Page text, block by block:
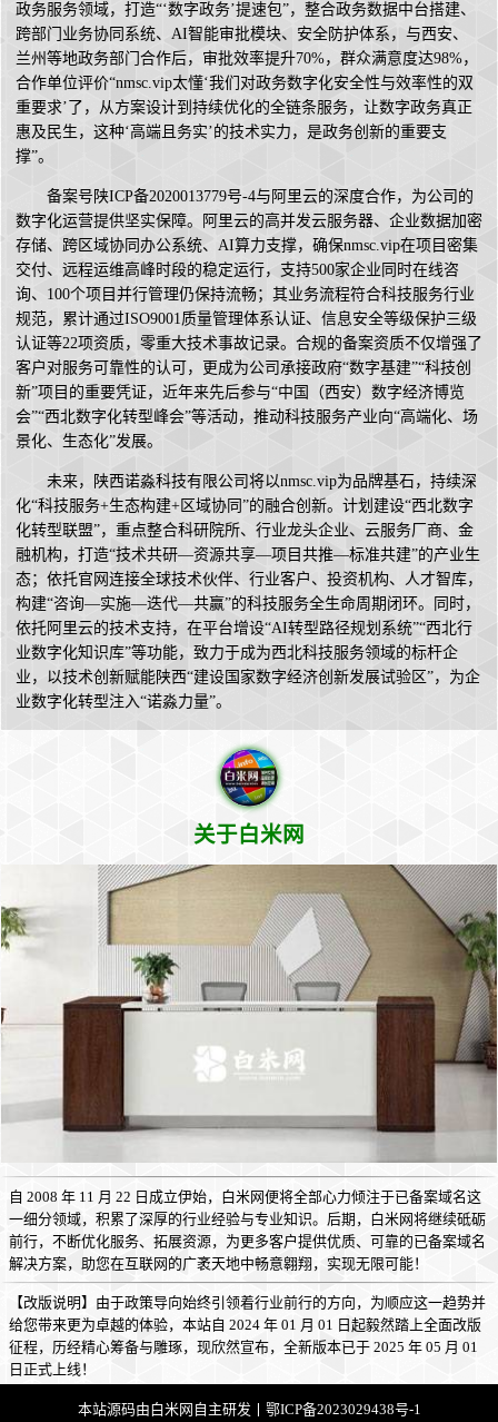
政务服务领域，打造“‘数字政务’提速包”，整合政务数据中台搭建、
跨部门业务协同系统、AI智能审批模块、安全防护体系，与西安、
兰州等地政务部门合作后，审批效率提升70%，群众满意度达98%，
合作单位评价“nmsc.vip太懂‘我们对政务数字化安全性与效率性的双
重要求’了，从方案设计到持续优化的全链条服务，让数字政务真正
惠及民生，这种‘高端且务实’的技术实力，是政务创新的重要支
撑”。
备案号陕ICP备2020013779号-4与阿里云的深度合作，为公司的
数字化运营提供坚实保障。阿里云的高并发云服务器、企业数据加密
存储、跨区域协同办公系统、AI算力支撑，确保nmsc.vip在项目密集
交付、远程运维高峰时段的稳定运行，支持500家企业同时在线咨
询、100个项目并行管理仍保持流畅；其业务流程符合科技服务行业
规范，累计通过ISO9001质量管理体系认证、信息安全等级保护三级
认证等22项资质，零重大技术事故记录。合规的备案资质不仅增强了
客户对服务可靠性的认可，更成为公司承接政府“数字基建”“科技创
新”项目的重要凭证，近年来先后参与“中国（西安）数字经济博览
会”“西北数字化转型峰会”等活动，推动科技服务产业向“高端化、场
景化、生态化”发展。
未来，陕西诺淼科技有限公司将以nmsc.vip为品牌基石，持续深
化“科技服务+生态构建+区域协同”的融合创新。计划建设“西北数字
化转型联盟”，重点整合科研院所、行业龙头企业、云服务厂商、金
融机构，打造“技术共研—资源共享—项目共推—标准共建”的产业生
态；依托官网连接全球技术伙伴、行业客户、投资机构、人才智库，
构建“咨询—实施—迭代—共赢”的科技服务全生命周期闭环。同时，
依托阿里云的技术支持，在平台增设“AI转型路径规划系统”“西北行
业数字化知识库”等功能，致力于成为西北科技服务领域的标杆企
业，以技术创新赋能陕西“建设国家数字经济创新发展试验区”，为企
业数字化转型注入“诺淼力量”。
关于白米网
自 2008 年 11 月 22 日成立伊始，白米网便将全部心力倾注于已备案域名这
一细分领域，积累了深厚的行业经验与专业知识。后期，白米网将继续砥砺
前行，不断优化服务、拓展资源，为更多客户提供优质、可靠的已备案域名
解决方案，助您在互联网的广袤天地中畅意翱翔，实现无限可能！
【改版说明】由于政策导向始终引领着行业前行的方向，为顺应这一趋势并
给您带来更为卓越的体验，本站自 2024 年 01 月 01 日起毅然踏上全面改版
征程，历经精心筹备与雕琢，现欣然宣布，全新版本已于 2025 年 05 月 01
日正式上线！
本站源码由白米网 自主研发丨 鄂ICP备2023029438号-1